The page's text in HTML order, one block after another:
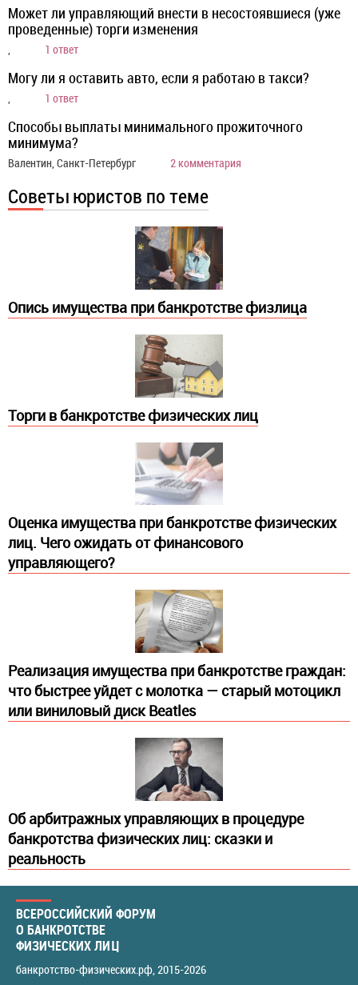
Может ли управляющий внести в несостоявшиеся (уже
проведенные) торги изменения
, 1 ответ
Могу ли я оставить авто, если я работаю в такси?
, 1 ответ
Способы выплаты минимального прожиточного
минимума?
Валентин, Санкт-Петербург 2 комментария
Советы юристов по теме
Опись имущества при банкротстве физлица
Торги в банкротстве физических лиц
Оценка имущества при банкротстве физических
лиц. Чего ожидать от финансового
управляющего?
Реализация имущества при банкротстве граждан:
что быстрее уйдет с молотка — старый мотоцикл
или виниловый диск Beatles
Об арбитражных управляющих в процедуре
банкротства физических лиц: сказки и
реальность
ВСЕРОССИЙСКИЙ ФОРУМ
О БАНКРОТСТВЕ
ФИЗИЧЕСКИХ ЛИЦ
банкротство-физических.рф , 2015-2026